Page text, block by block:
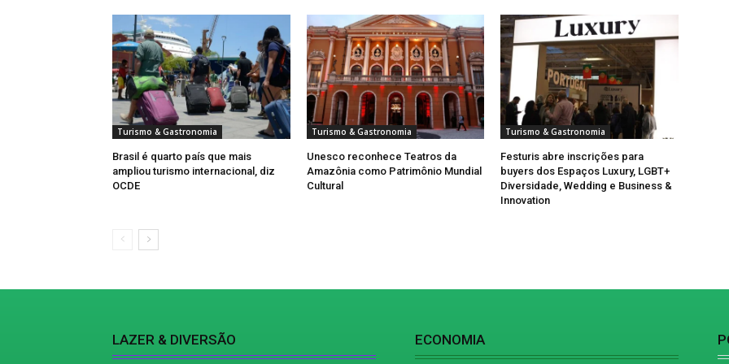
Turismo & Gastronomia
Brasil é quarto país que mais
ampliou turismo internacional, diz
OCDE
Turismo & Gastronomia
Unesco reconhece Teatros da
Amazônia como Patrimônio Mundial
Cultural
Turismo & Gastronomia
Festuris abre inscrições para
buyers dos Espaços Luxury, LGBT+
Diversidade, Wedding e Business &
Innovation
LAZER & DIVERSÃO ECONOMIA